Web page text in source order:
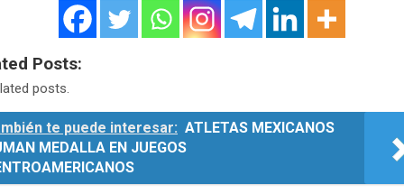
Posts:
posts.
te puede interesar: ATLETAS MEXICANOS
MEDALLA EN JUEGOS